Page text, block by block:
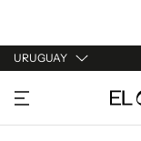
URUGUAY
URUGUAY
ARGENTINA